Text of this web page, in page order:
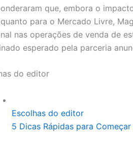
que, embora o
para o Mercado Livre,
nas operações de venda de
esperado pela parceria
do editor
Escolhas do editor
5 Dicas Rápidas para